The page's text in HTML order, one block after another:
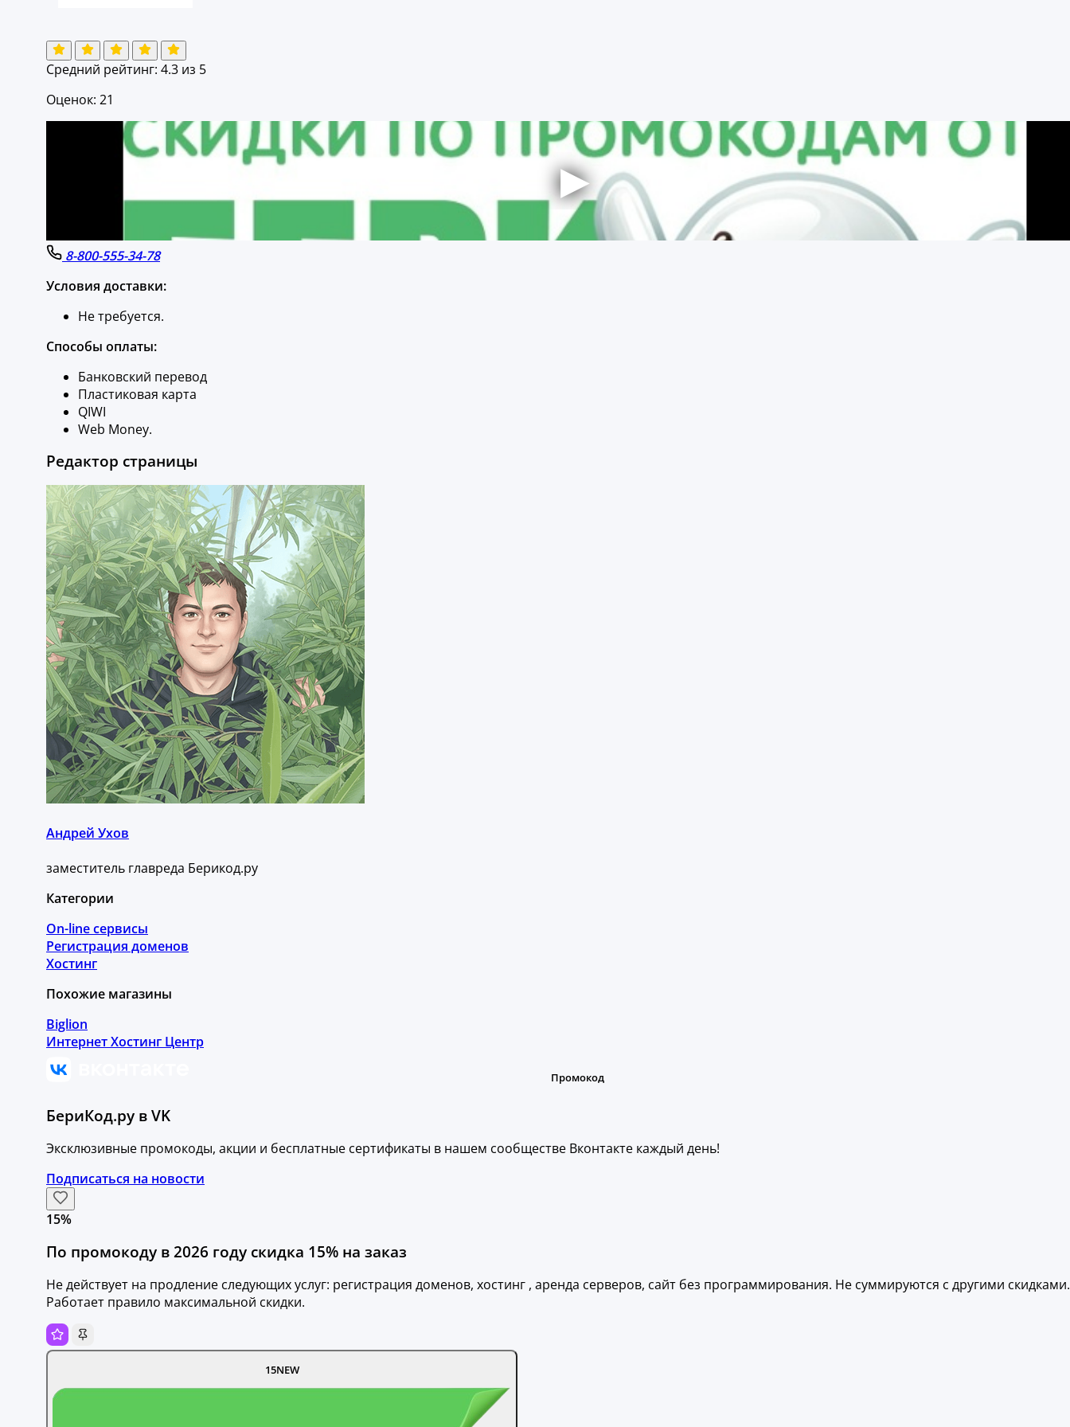
Средний рейтинг: 4.3 из 5
Оценок: 21
8-800-555-34-78
Условия доставки:
Не требуется.
Способы оплаты:
Банковский перевод
Пластиковая карта
QIWI
Web Money.
Редактор страницы
Андрей Ухов
заместитель главреда Берикод.ру
Категории
On-line сервисы
Регистрация доменов
Хостинг
Похожие магазины
Biglion
Интернет Хостинг Центр
БериКод.ру в VK
Эксклюзивные промокоды, акции и бесплатные сертификаты в нашем сообществе Вконтакте каждый день!
Подписаться на новости
15%
По промокоду в 2026 году скидка 15% на заказ
Не действует на продление следующих услуг: регистрация доменов, хостинг , аренда серверов, сайт без программирования. Не суммируются с другими скидками.
Работает правило максимальной скидки.
15NEW